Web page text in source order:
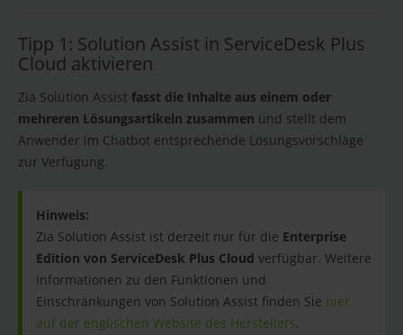
Tipp 1: Solution Assist in ServiceDesk Plus
Cloud aktivieren
Zia Solution Assist fasst die Inhalte aus einem oder
mehreren Lösungsartikeln zusammen und stellt dem
Anwender im Chatbot entsprechende Lösungsvorschläge
zur Verfügung.
Hinweis:
Zia Solution Assist ist derzeit nur für die Enterprise
Edition von ServiceDesk Plus Cloud verfügbar. Weitere
Informationen zu den Funktionen und
Einschränkungen von Solution Assist finden Sie hier
auf der englischen Website des Herstellers.